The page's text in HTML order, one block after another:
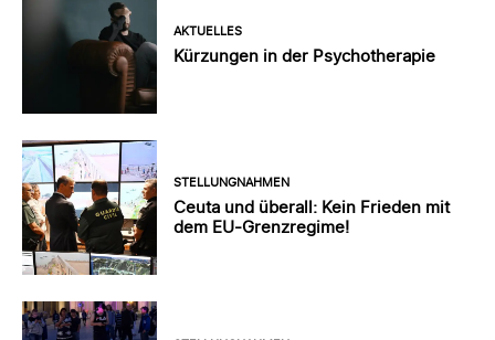
AKTUELLES
Kürzungen in der Psychotherapie
STELLUNGNAHMEN
Ceuta und überall: Kein Frieden mit
dem EU-Grenzregime!